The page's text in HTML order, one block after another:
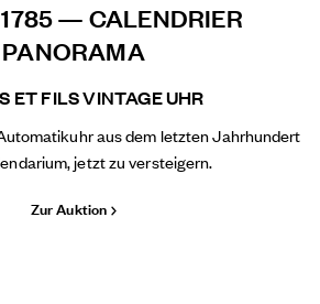
— CALENDRIER
PANORAMA
ET FILS VINTAGE UHR
aus dem letzten Jahrhundert
jetzt zu versteigern.
Zur Auktion